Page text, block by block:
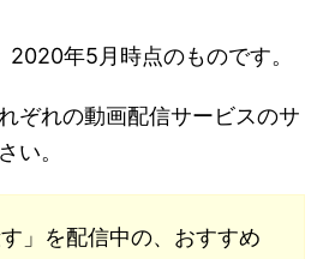
年5月時点のものです。
ぞれの動画配信サービスのサ
い。
」を配信中の、おすすめ